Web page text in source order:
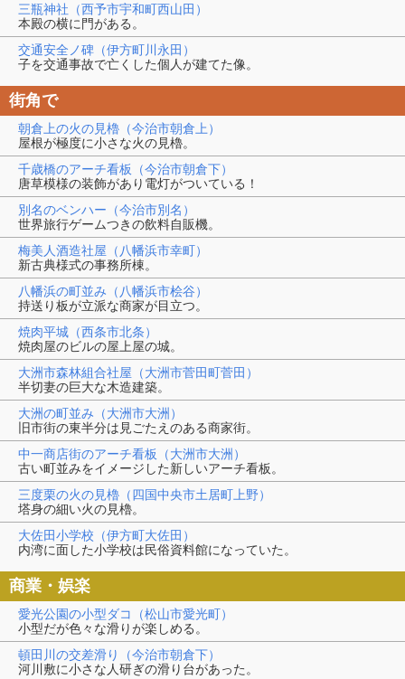
三瓶神社（西予市宇和町西山田）
本殿の横に門がある。
交通安全ノ碑（伊方町川永田）
子を交通事故で亡くした個人が建てた像。
街角で
朝倉上の火の見櫓（今治市朝倉上）
屋根が極度に小さな火の見櫓。
千歳橋のアーチ看板（今治市朝倉下）
唐草模様の装飾があり電灯がついている！
別名のベンハー（今治市別名）
世界旅行ゲームつきの飲料自販機。
梅美人酒造社屋（八幡浜市幸町）
新古典様式の事務所棟。
八幡浜の町並み（八幡浜市桧谷）
持送り板が立派な商家が目立つ。
焼肉平城（西条市北条）
焼肉屋のビルの屋上屋の城。
大洲市森林組合社屋（大洲市菅田町菅田）
半切妻の巨大な木造建築。
大洲の町並み（大洲市大洲）
旧市街の東半分は見ごたえのある商家街。
中一商店街のアーチ看板（大洲市大洲）
古い町並みをイメージした新しいアーチ看板。
三度栗の火の見櫓（四国中央市土居町上野）
塔身の細い火の見櫓。
大佐田小学校（伊方町大佐田）
内湾に面した小学校は民俗資料館になっていた。
商業・娯楽
愛光公園の小型ダコ（松山市愛光町）
小型だが色々な滑りが楽しめる。
頓田川の交差滑り（今治市朝倉下）
河川敷に小さな人研ぎの滑り台があった。